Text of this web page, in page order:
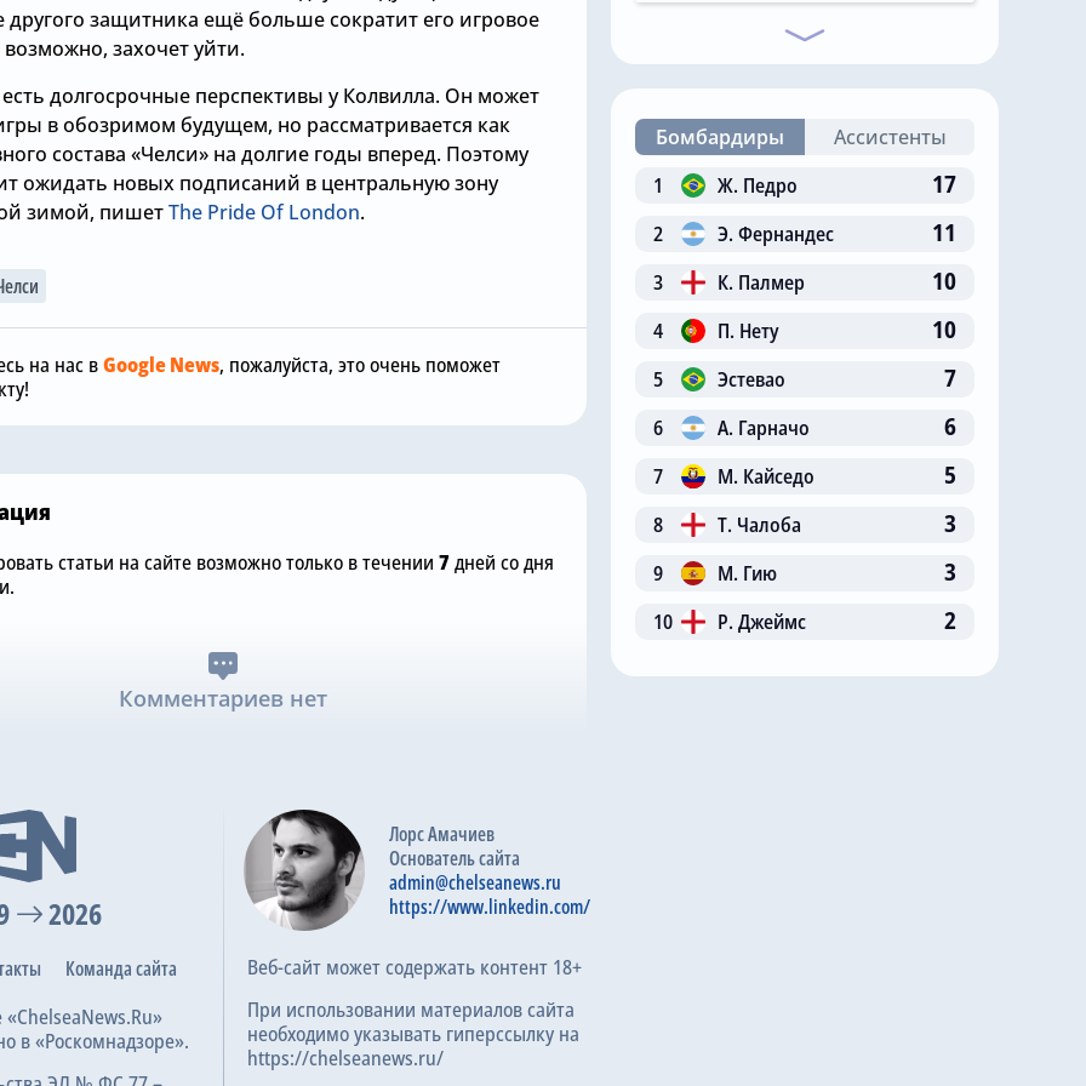
защитника ещё больше сократит его игровое
захочет уйти.
долгосрочные перспективы у Колвилла. Он может
в обозримом будущем, но рассматривается как
состава «Челси» на долгие годы вперед. Поэтому
ожидать новых подписаний в центральную зону
зимой, пишетThe Pride Of London.
на нас вGoogle News, пожалуйста, это очень поможет
Зачем Джош Ачимпонг из
«Челси» понадобился
отреагировал на
шокирующую цену в
размере £75 млн за звезду
Главный любитель
«привозов» в «Челси»
самый «старый дядя» в
статьи на сайте возможно только в течении 7дней со дня
Комментариев нет
Бомбардиры
Ассистенты
1
Ж. Педро 17
2 Э. Фернандес 11
3 К. Палмер 10
4 П. Нету 10
5 Эстевао 7
6 А. Гарначо 6
7 М. Кайседо 5
8 Т. Чалоба 3
9 М. Гию 3
10 Р. Джеймс 2
2026
Команда сайта
в «Роскомнадзоре».
Лорс Амачиев
Основатель сайта
admin@chelseanews.ru
https://www.linkedin.com/
Веб-сайт может содержать контент 18+
При использовании материалов сайта
необходимо указывать гиперссылку на
https://chelseanews.ru/